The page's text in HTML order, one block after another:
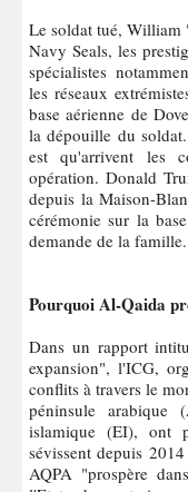
Le soldat tué, William
Navy Seals, les
spécialistes
les réseaux
base aérienne de
la dépouille du
est qu'arrivent les
opération. Donald
depuis la Maison-
cérémonie sur la
demande de la famille.
Pourquoi Al-Qaida
Dans un rapport
expansion", l'ICG,
conflits à travers le
péninsule
islamique (EI), ont
sévissent depuis
AQPA "prospère